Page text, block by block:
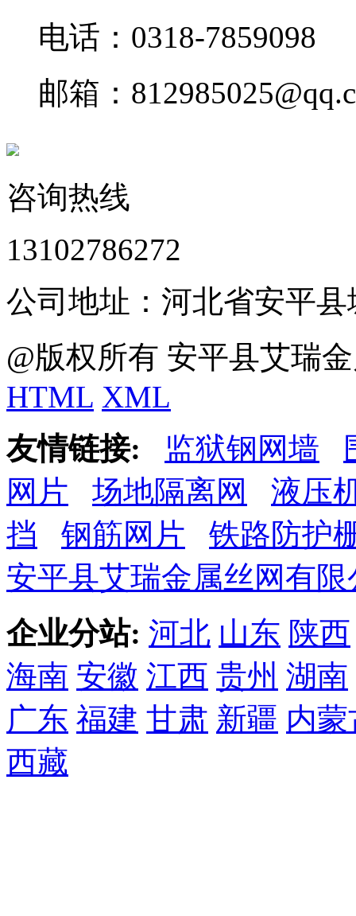
电话：0318-7859098
邮箱：
咨询热线
13102786272
公司地址：河北省安平
@版权所有 安平县艾瑞
HTML XML
友情链接:
监狱钢网墙
网片
场地隔离网
液压
挡
钢筋网片
铁路防护
安平县艾瑞金属丝网有限
企业分站: 河北 山东 陕西
海南 安徽 江西 贵州 湖南
广东 福建 甘肃 新疆 内蒙
西藏